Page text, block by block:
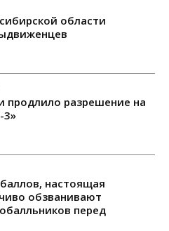
области
продлило разрешение на
3»
настоящая
обзванивают
перед